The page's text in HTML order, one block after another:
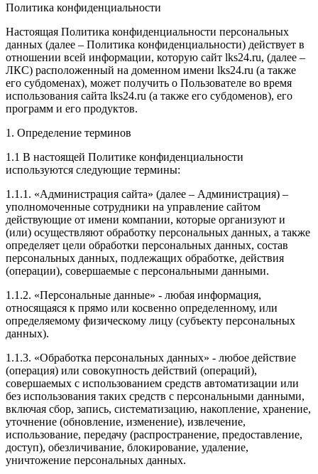
Политика конфиденциальности
Настоящая Политика конфиденциальности персональных
данных (далее – Политика конфиденциальности) действует в
отношении всей информации, которую сайт lks24.ru, (далее –
ЛКС) расположенный на доменном имени lks24.ru (а также
его субдоменах), может получить о Пользователе во время
использования сайта lks24.ru (а также его субдоменов), его
программ и его продуктов.
1. Определение терминов
1.1 В настоящей Политике конфиденциальности
используются следующие термины:
1.1.1. «Администрация сайта» (далее – Администрация) –
уполномоченные сотрудники на управление сайтом
действующие от имени компании, которые организуют и
(или) осуществляют обработку персональных данных, а также
определяет цели обработки персональных данных, состав
персональных данных, подлежащих обработке, действия
(операции), совершаемые с персональными данными.
1.1.2. «Персональные данные» - любая информация,
относящаяся к прямо или косвенно определенному, или
определяемому физическому лицу (субъекту персональных
данных).
1.1.3. «Обработка персональных данных» - любое действие
(операция) или совокупность действий (операций),
совершаемых с использованием средств автоматизации или
без использования таких средств с персональными данными,
включая сбор, запись, систематизацию, накопление, хранение,
уточнение (обновление, изменение), извлечение,
использование, передачу (распространение, предоставление,
доступ), обезличивание, блокирование, удаление,
уничтожение персональных данных.